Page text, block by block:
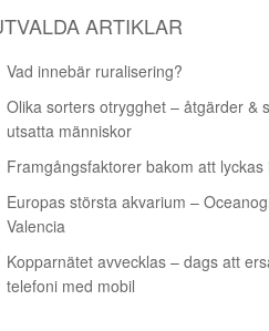
ARTIKLAR
Vad innebär ruralisering?
Olika sorters otrygghet – åtgärder &
utsatta människor
Framgångsfaktorer bakom att lyckas
Europas största akvarium –
Valencia
Kopparnätet avvecklas – dags att
telefoni med mobil